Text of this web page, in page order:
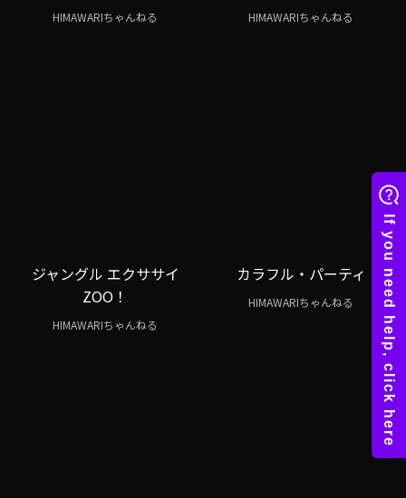
HIMAWARIちゃんねる HIMAWARIちゃんねる
ジャングル エクササイ
ZOO！
HIMAWARIちゃんねる
カラフル・パーティ
HIMAWARIちゃんねる